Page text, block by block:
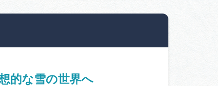
的な雪の世界へ